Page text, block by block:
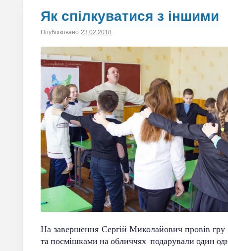
Як спілкуватися з іншими
Опубліковано 23.02.2018
На завершення Сергій Миколайович провів
та посмішками на обличчях подарували один